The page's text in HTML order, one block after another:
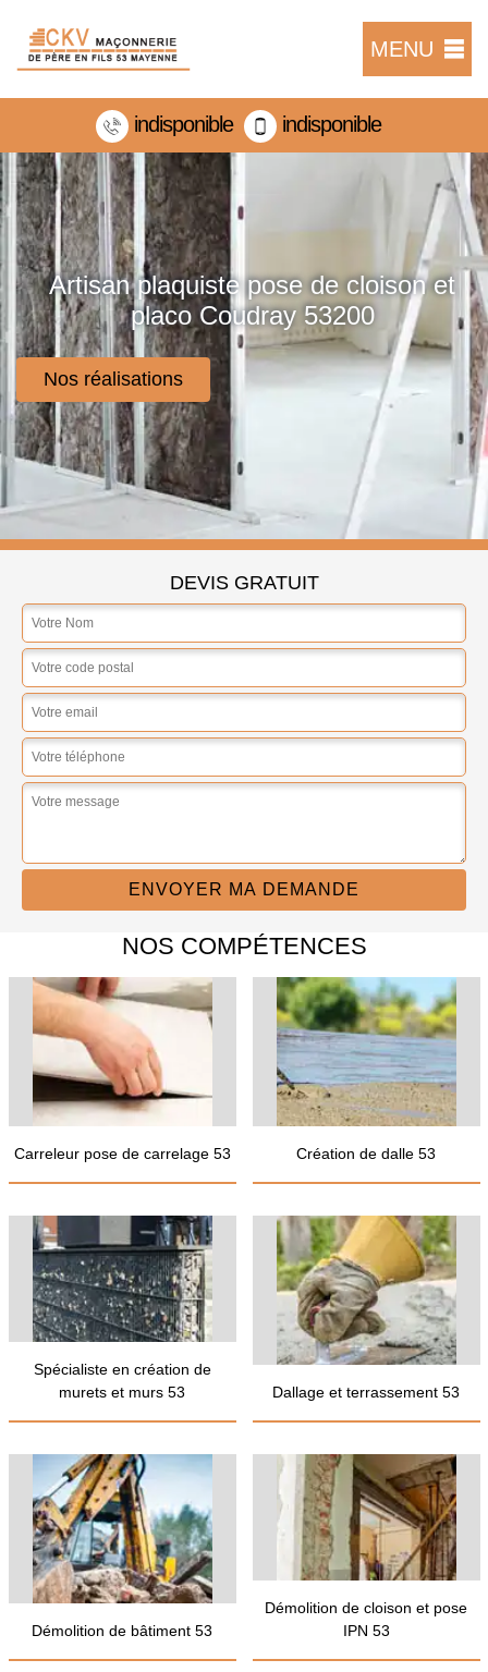
MENU
indisponible indisponible
Artisan plaquiste pose de cloison et
placo Coudray 53200
Nos réalisations
DEVIS GRATUIT
NOS COMPÉTENCES
Carreleur pose de carrelage 53 Création de dalle 53
Spécialiste en création de
murets et murs 53
Dallage et terrassement 53
Démolition de bâtiment 53
Démolition de cloison et pose
IPN 53